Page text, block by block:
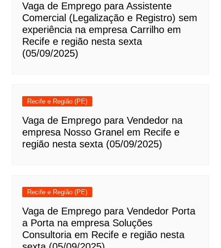
Vaga de Emprego para Assistente
Comercial (Legalização e Registro) sem
experiência na empresa Carrilho em
Recife e região nesta sexta
(05/09/2025)
Recife e Região (PE)
Vaga de Emprego para Vendedor na
empresa Nosso Granel em Recife e
região nesta sexta (05/09/2025)
Recife e Região (PE)
Vaga de Emprego para Vendedor Porta
a Porta na empresa Soluções
Consultoria em Recife e região nesta